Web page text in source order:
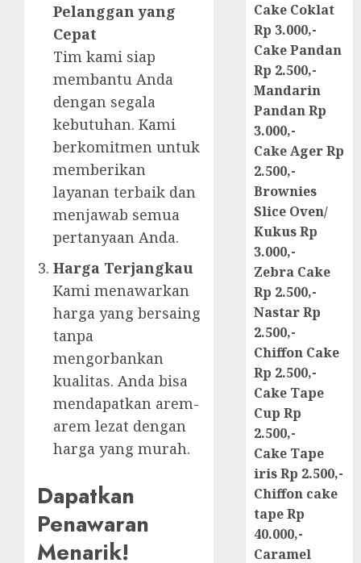
Pelanggan yang
Cepat
Tim kami siap
membantu Anda
dengan segala
kebutuhan. Kami
berkomitmen untuk
memberikan
layanan terbaik dan
menjawab semua
pertanyaan Anda.
Harga Terjangkau
Kami menawarkan
harga yang bersaing
tanpa
mengorbankan
kualitas. Anda bisa
mendapatkan arem-
arem lezat dengan
harga yang murah.
Dapatkan
Penawaran
Menarik!
Cake Coklat
Rp 3.000,-
Cake Pandan
Rp 2.500,-
Mandarin
Pandan Rp
3.000,-
Cake Ager Rp
2.500,-
Brownies
Slice Oven/
Kukus Rp
3.000,-
Zebra Cake
Rp 2.500,-
Nastar Rp
2.500,-
Chiffon Cake
Rp 2.500,-
Cake Tape
Cup Rp
2.500,-
Cake Tape
iris Rp 2.500,-
Chiffon cake
tape Rp
40.000,-
Caramel